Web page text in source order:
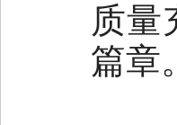
质量
篇章。